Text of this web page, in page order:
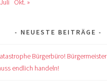
NEUESTE BEITRÄGE
Bürgerbüro! Bürgermeister
endlich handeln!